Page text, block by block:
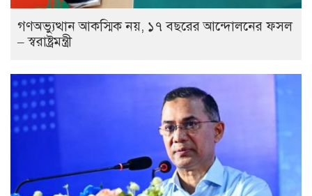
গণঅভ্যুত্থান আকস্মিক নয়, ১৭ বছরের আন্দোলনের ফসল
– স্বরাষ্ট্রমন্ত্রী